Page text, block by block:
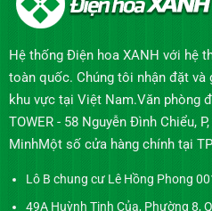
Hệ thống Điện hoa XANH với hệ
toàn quốc. Chúng tôi nhận đặt
khu vực tại Việt Nam.Văn phòng
TOWER - 58 Nguyễn Đình Chiểu,
MinhMột số cửa hàng chính tại
Lô B chung cư Lê Hồng Phong
49A Huỳnh Tịnh Của, Phường 8,